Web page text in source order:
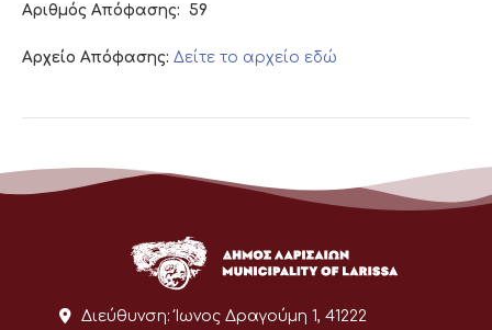
Αριθμός Απόφασης: 59
Αρχείο Απόφασης: Δείτε το αρχείο εδώ
Διεύθυνση: Ίωνος Δραγούμη 1, 41222